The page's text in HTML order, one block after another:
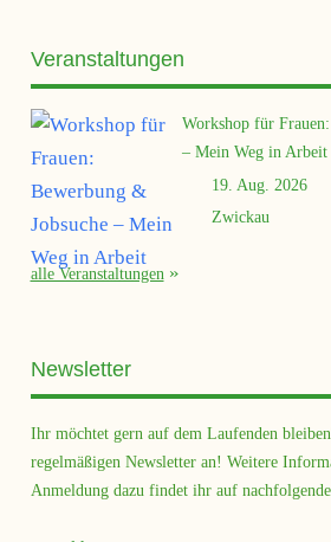
Veranstaltungen
Workshop für
– Mein Weg in Arbeit
19. Aug. 2026
Zwickau
alle Veranstaltungen
Newsletter
Ihr möchtet gern auf dem Laufenden
regelmäßigen Newsletter an! Weitere
Anmeldung dazu findet ihr auf